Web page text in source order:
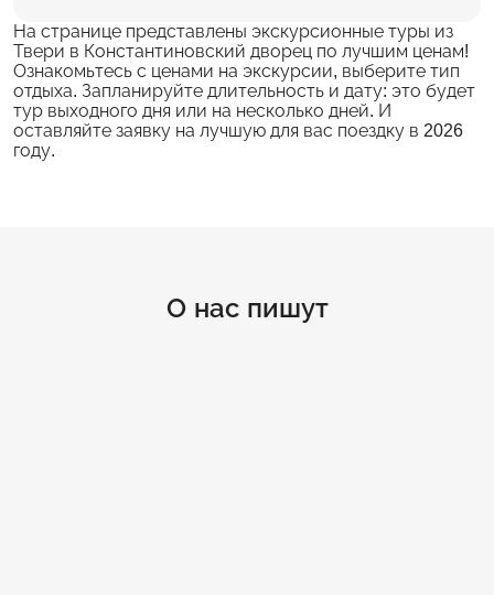
На странице представлены экскурсионные туры из
Твери в Константиновский дворец по лучшим ценам!
Ознакомьтесь с ценами на экскурсии, выберите тип
отдыха. Запланируйте длительность и дату: это будет
тур выходного дня или на несколько дней. И
оставляйте заявку на лучшую для вас поездку в 2026
году.
О нас пишут